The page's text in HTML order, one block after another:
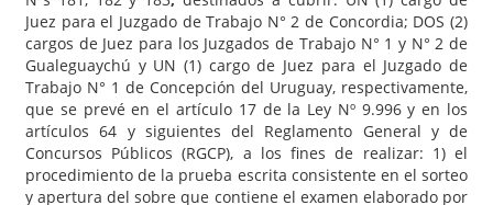
Juez para el Juzgado de Trabajo N° 2 de Concordia; DOS (2)
cargos de Juez para los Juzgados de Trabajo N° 1 y N° 2 de
Gualeguaychú y UN (1) cargo de Juez para el Juzgado de
Trabajo N° 1 de Concepción del Uruguay, respectivamente,
que se prevé en el artículo 17 de la Ley Nº 9.996 y en los
artículos 64 y siguientes del Reglamento General y de
Concursos Públicos (RGCP), a los fines de realizar: 1) el
procedimiento de la prueba escrita consistente en el sorteo
y apertura del sobre que contiene el examen elaborado por